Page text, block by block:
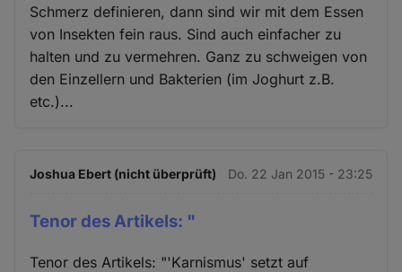
Schmerz definieren, dann sind wir mit dem Essen
von Insekten fein raus. Sind auch einfacher zu
halten und zu vermehren. Ganz zu schweigen von
den Einzellern und Bakterien (im Joghurt z.B.
etc.)...
Joshua Ebert (nicht überprüft) Do. 22 Jan 2015 - 23:25
Tenor des Artikels: "
Tenor des Artikels: "'Karnismus' setzt auf